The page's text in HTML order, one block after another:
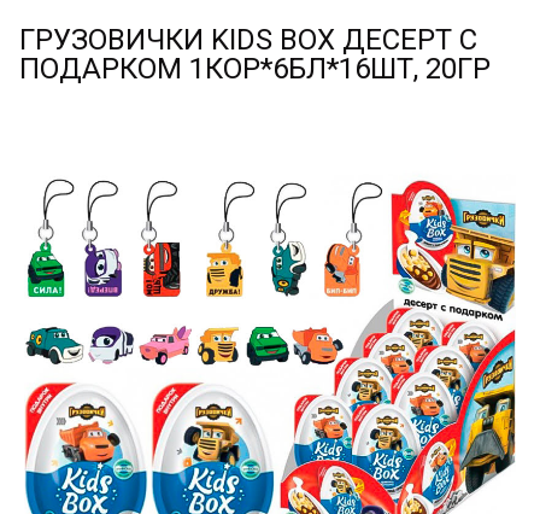
ГРУЗОВИЧКИ KIDS BOX ДЕСЕРТ С
ПОДАРКОМ 1КОР*6БЛ*16ШТ, 20ГР